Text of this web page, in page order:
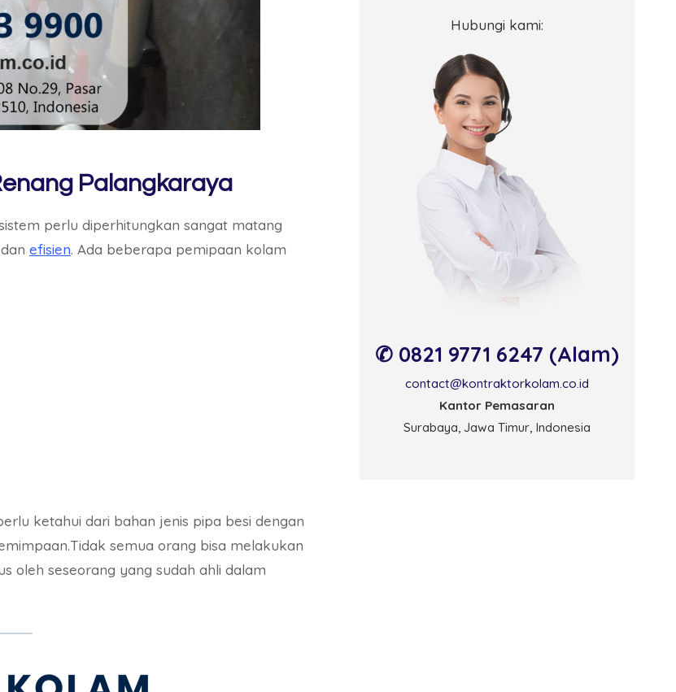
Palangkaraya
perlu diperhitungkan sangat matang
efisien. Ada beberapa pemipaan kolam
ketahui dari bahan jenis pipa besi dengan
semua orang bisa melakukan
oleh seseorang yang sudah ahli dalam
Hubungi kami:
✆ 0821 9771 6247 (Alam)
contact@kontraktorkolam.co.id
Kantor Pemasaran
Surabaya, Jawa Timur, Indonesia